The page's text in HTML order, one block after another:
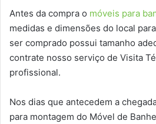
Antes da compra o móveis para
medidas e dimensões do local
ser comprado possui tamanho
contrate nosso serviço de Visita
profissional.
Nos dias que antecedem a
para montagem do Móvel de